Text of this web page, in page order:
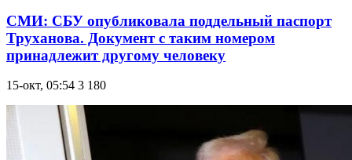
СМИ: СБУ опубликовала поддельный паспорт
Труханова. Документ с таким номером
принадлежит другому человеку
15-окт, 05:54 3 180